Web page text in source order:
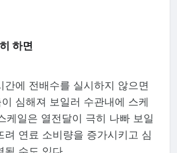
하면
간에 전배수를 실시하지 않으면
심해져 보일러 수관내에 스케
케일은 열전달이 극히 나빠 보일
려 연료 소비량을 증가시키고 심